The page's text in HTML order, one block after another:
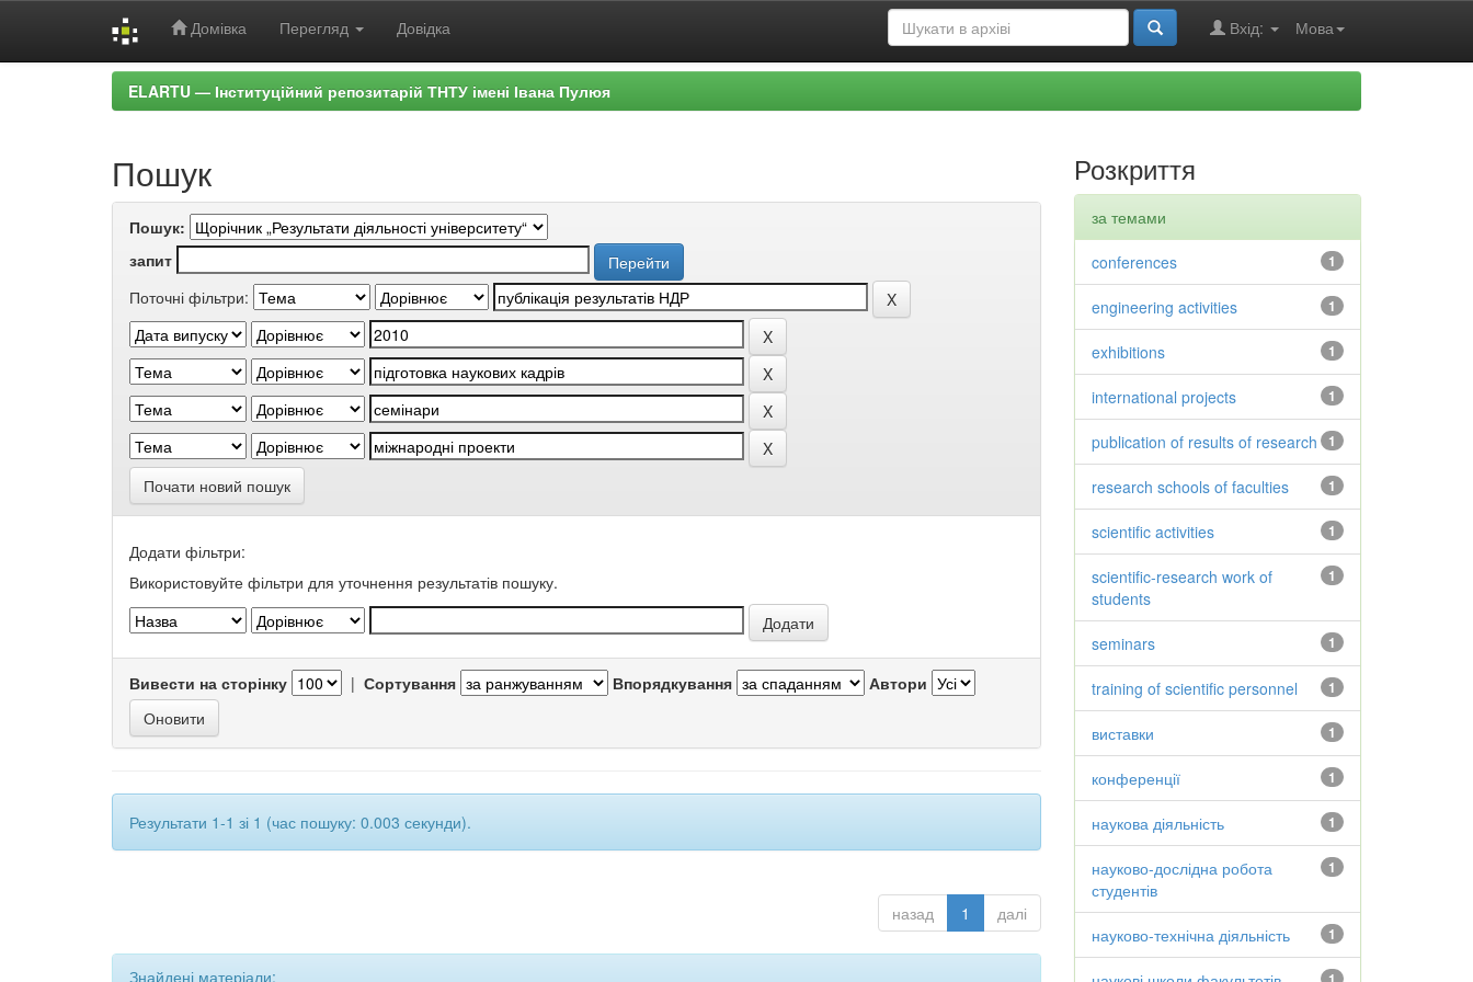
Домівка Перегляд Довідка Мова
Вхід:
ELARTU — Інституційний репозитарій ТНТУ імені Івана Пулюя
Пошук
Пошук:
запит
Поточні фільтри:
Почати новий пошук
Додати фільтри:
Використовуйте фільтри для уточнення результатів пошуку.
Вивести на сторінку | Сортування Впорядкування Автори
Результати 1-1 зі 1 (час пошуку: 0.003 секунди).
назад 1 далі
Знайдені матеріали:
Розкриття
за темами
1
conferences
1
engineering activities
1
exhibitions
1
international projects
1
publication of results of research
1
research schools of faculties
1
scientific activities
1
scientific-research work of
students
1
seminars
1
training of scientific personnel
1
виставки
1
конференції
1
наукова діяльність
1
науково-дослідна робота
студентів
1
науково-технічна діяльність